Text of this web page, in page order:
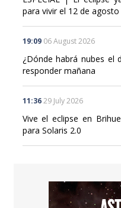
ESPECIAL | El eclipse
para vivir el 12 de agosto
06 August 2026
¿Dónde habrá nubes el
responder mañana
29 July 2026
Vive el eclipse en
para Solaris 2.0